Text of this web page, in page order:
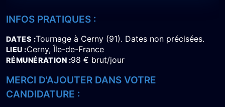
INFOS PRATIQUES :
DATES Tournage à Cerny (91). Dates non précisées.
LIEU Cerny, Île-de-France
RÉMUNÉRATION 98 € brut/jour
MERCI D'AJOUTER DANS VOTRE
CANDIDATURE :